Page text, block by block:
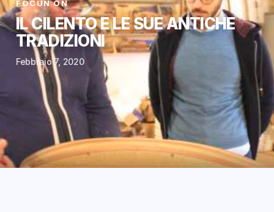
FOCUN ON
IL CILENTO E LE SUE ANTICHE
TRADIZIONI
Febbraio 7, 2020